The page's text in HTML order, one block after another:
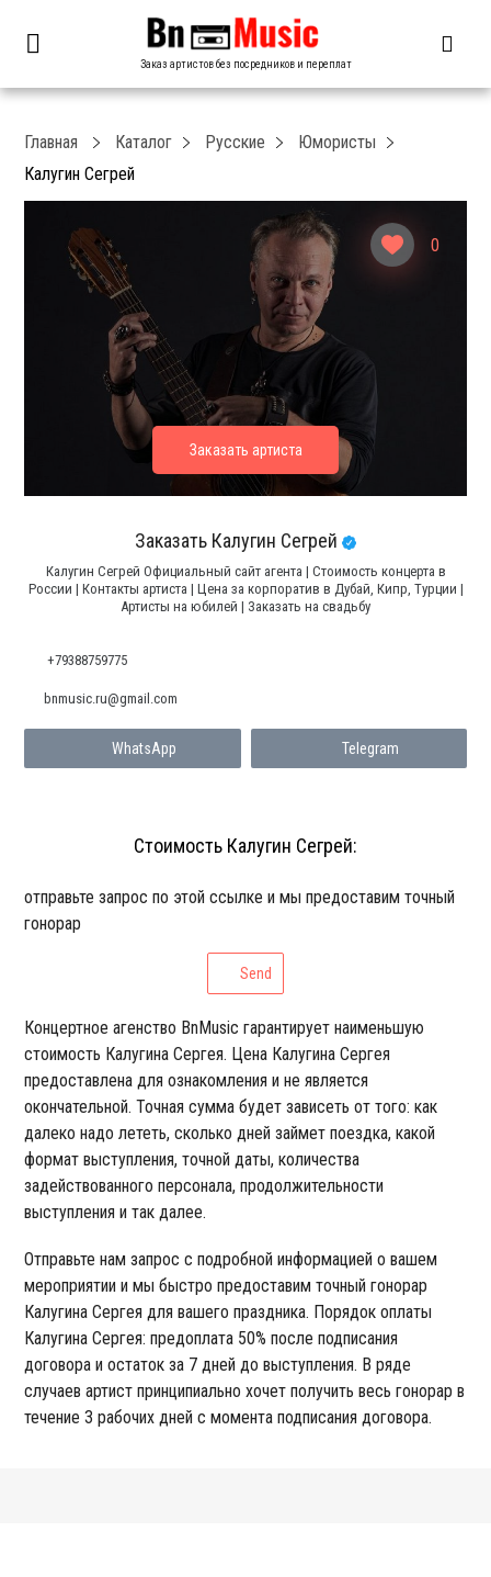
Заказ артистов без посредников и переплат
0
Главная Каталог Русские
Юмористы
Калугин Сегрей
Заказать Калугин Сегрей
Калугин Сегрей Официальный сайт агента | Стоимость концерта в
России | Контакты артиста | Цена за корпоратив в Дубай, Кипр, Турции |
Артисты на юбилей | Заказать на свадьбу
+79388759775
WhatsApp Telegram
bnmusic.ru@gmail.com
Стоимость Калугин Сегрей:
отправьте запрос по этой ссылке и мы предоставим точный
гонорар
Send
Концертное агенство BnMusic гарантирует наименьшую
стоимость Калугина Сергея. Цена Калугина Сергея
предоставлена для ознакомления и не является
окончательной. Точная сумма будет зависеть от того: как
далеко надо лететь, сколько дней займет поездка, какой
формат выступления, точной даты, количества
задействованного персонала, продолжительности
выступления и так далее.
Отправьте нам запрос с подробной информацией о вашем
мероприятии и мы быстро предоставим точный гонорар
Калугина Сергея для вашего праздника. Порядок оплаты
Калугина Сергея: предоплата 50% после подписания
договора и остаток за 7 дней до выступления. В ряде
случаев артист принципиально хочет получить весь гонорар в
течение 3 рабочих дней с момента подписания договора.